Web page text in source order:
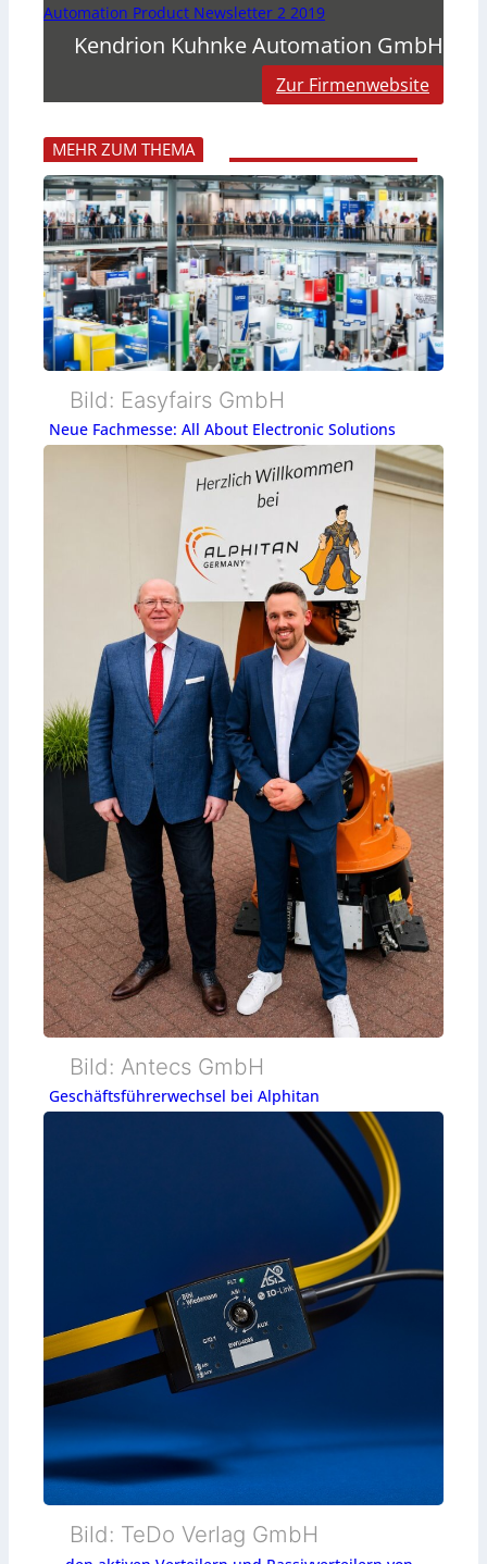
Automation Product Newsletter 2 2019
Kendrion Kuhnke Automation GmbH
Zur Firmenwebsite
MEHR ZUM THEMA
Bild: Easyfairs GmbH
Neue Fachmesse: All About Electronic Solutions
Bild: Antecs GmbH
Geschäftsführerwechsel bei Alphitan
Bild: TeDo Verlag GmbH